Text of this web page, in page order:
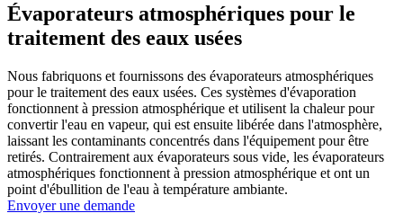
Évaporateurs atmosphériques pour le
traitement des eaux usées
Nous fabriquons et fournissons des évaporateurs atmosphériques
pour le traitement des eaux usées. Ces systèmes d'évaporation
fonctionnent à pression atmosphérique et utilisent la chaleur pour
convertir l'eau en vapeur, qui est ensuite libérée dans l'atmosphère,
laissant les contaminants concentrés dans l'équipement pour être
retirés. Contrairement aux évaporateurs sous vide, les évaporateurs
atmosphériques fonctionnent à pression atmosphérique et ont un
point d'ébullition de l'eau à température ambiante.
Envoyer une demande